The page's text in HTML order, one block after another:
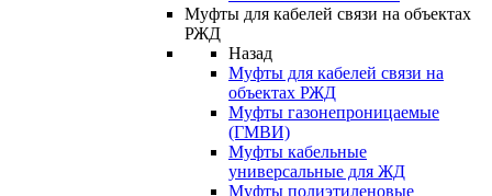
Муфты для кабелей связи на объектах
РЖД
Назад
Муфты для кабелей связи на
объектах РЖД
Муфты газонепроницаемые
(ГМВИ)
Муфты кабельные
универсальные для ЖД
Муфты полиэтиленовые